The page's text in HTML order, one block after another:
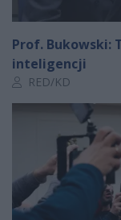
Prof. Bukowski:
inteligencji
Autor artykułu:
RED/KD